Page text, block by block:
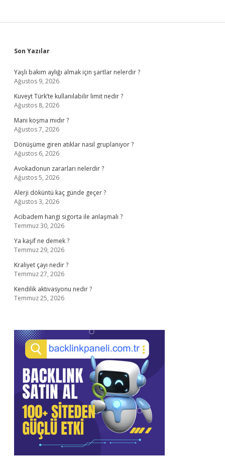
Sidebar
Son Yazılar
Yaşlı bakım aylığı almak için şartlar nelerdir ?
Ağustos 9, 2026
Kuveyt Türk’te kullanılabilir limit nedir ?
Ağustos 8, 2026
Mani koşma mıdır ?
Ağustos 7, 2026
Dönüşüme giren atıklar nasıl gruplanıyor ?
Ağustos 6, 2026
Avokadonun zararları nelerdir ?
Ağustos 5, 2026
Alerji döküntü kaç günde geçer ?
Ağustos 3, 2026
Acibadem hangi sigorta ile anlaşmalı ?
Temmuz 30, 2026
Ya kaşif ne demek ?
Temmuz 29, 2026
Kraliyet çayı nedir ?
Temmuz 27, 2026
Kendilik aktivasyonu nedir ?
Temmuz 25, 2026